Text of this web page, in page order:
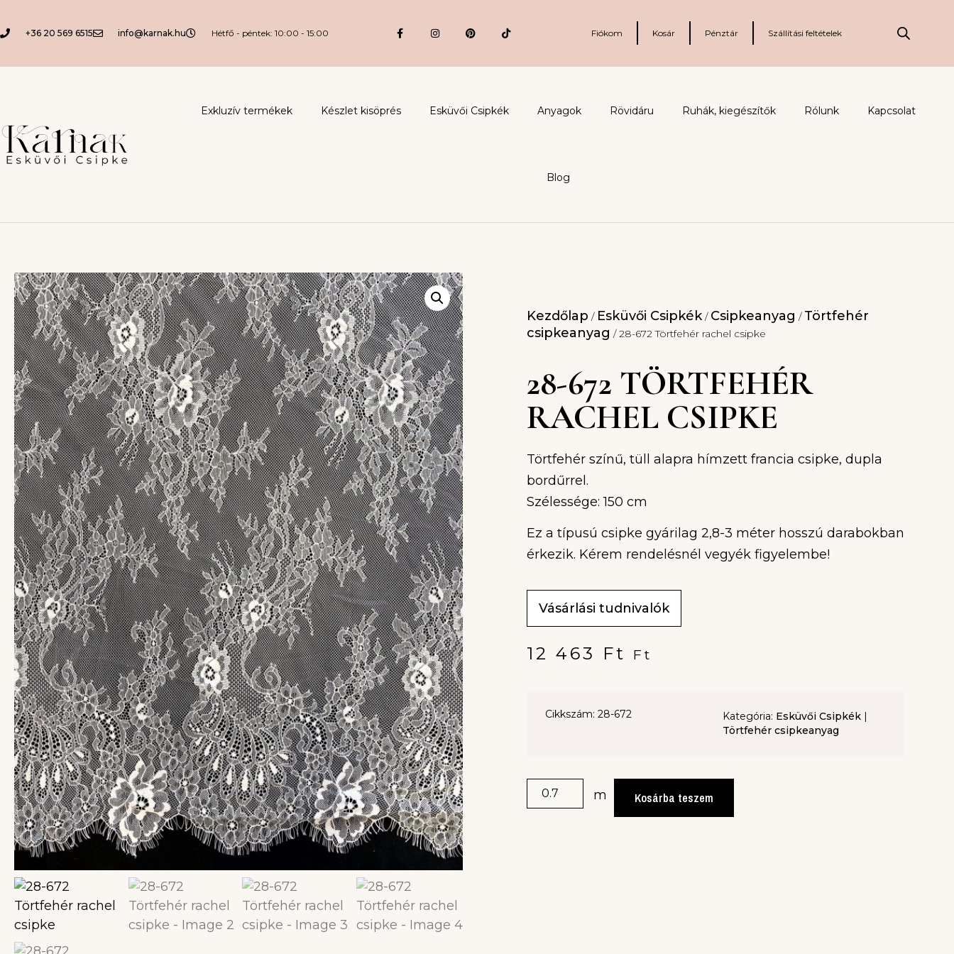
+36 20 569 6515 info@karnak.hu Hétfő - péntek: 10:00 - 15:00 Fiókom Kosár Pénztár Szállítási feltételek
Exkluzív termékek Készlet kisöprés Esküvői Csipkék Anyagok Rövidáru Ruhák, kiegészítők Rólunk Kapcsolat
Blog
Kezdőlap / Esküvői Csipkék/ Csipkeanyag / Törtfehér
csipkeanyag / 28-672 Törtfehér rachel csipke
28-672 TÖRTFEHÉR
RACHEL CSIPKE
Törtfehér színű, tüll alapra hímzett francia csipke, dupla
bordűrrel.
Szélessége: 150 cm
Ez a típusú csipke gyárilag 2,8-3 méter hosszú darabokban
érkezik. Kérem rendelésnél vegyék figyelembe!
Vásárlási tudnivalók
12 463 Ft Ft
Cikkszám: 28-672 Kategória: Esküvői Csipkék |
Törtfehér csipkeanyag
m Kosárba teszem